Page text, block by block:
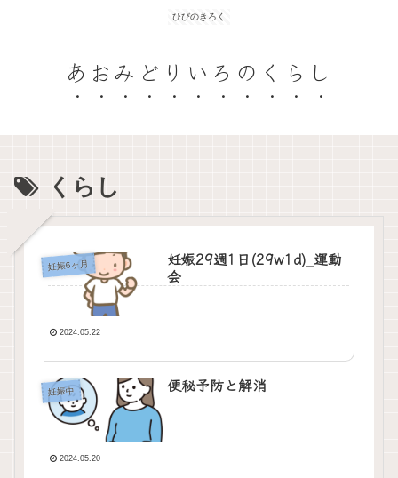
ひびのきろく
あおみどりいろのくらし
くらし
妊娠6ヶ月
妊娠29週1日(29w1d)_運動
会
2024.05.22
妊娠中 便秘予防と解消
2024.05.20